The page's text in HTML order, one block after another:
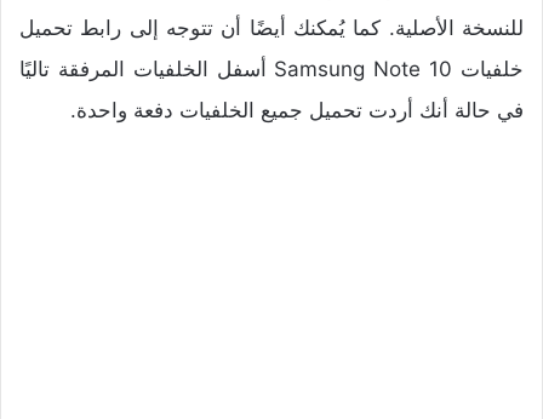
للنسخة الأصلية. كما يُمكنك أيضًا أن تتوجه إلى رابط تحميل
خلفيات Samsung Note 10 أسفل الخلفيات المرفقة تاليًا
في حالة أنك أردت تحميل جميع الخلفيات دفعة واحدة.